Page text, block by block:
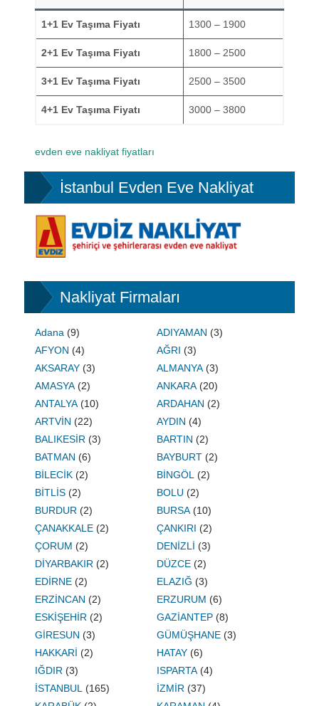
1+1 Ev Taşıma Fiyatı 1300 – 1900
2+1 Ev Taşıma Fiyatı 1800 – 2500
3+1 Ev Taşıma Fiyatı 2500 – 3500
4+1 Ev Taşıma Fiyatı 3000 – 3800
evden eve nakliyat fiyatları
İstanbul Evden Eve Nakliyat
Nakliyat Firmaları
Adana (9) ADIYAMAN (3)
AFYON (4) AĞRI (3)
AKSARAY (3) ALMANYA (3)
AMASYA (2) ANKARA (20)
ANTALYA (10) ARDAHAN (2)
ARTVİN (22) AYDIN (4)
BALIKESİR (3) BARTIN (2)
BATMAN (6) BAYBURT (2)
BİLECİK (2) BİNGÖL
(2)
BİTLİS (2) BOLU (2)
BURDUR (2) BURSA (10)
ÇANAKKALE (2) ÇANKIRI (2)
ÇORUM (2) DENİZLİ (3)
DİYARBAKIR (2) DÜZCE (2)
EDİRNE (2) ELAZIĞ (3)
ERZİNCAN (2) ERZURUM (6)
ESKİŞEHİR (2) GAZİANTEP (8)
GİRESUN (3) GÜMÜŞHANE (3)
HAKKARİ (2) HATAY (6)
IĞDIR (3) ISPARTA (4)
İSTANBUL
(165) İZMİR (37)